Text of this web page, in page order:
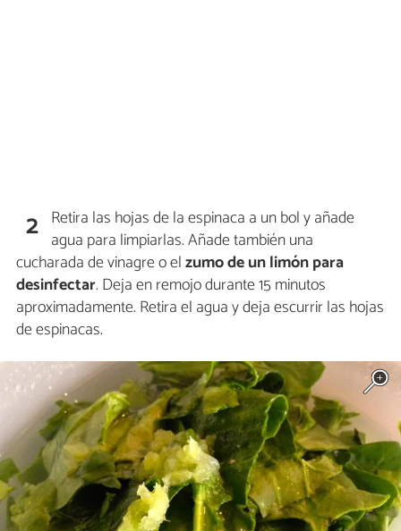
2 Retira las hojas de la espinaca a un bol y añade
agua para limpiarlas. Añade también una
cucharada de vinagre o elzumo de un limón para
desinfectar. Deja en remojo durante 15 minutos
aproximadamente. Retira el agua y deja escurrir las hojas
de espinacas.